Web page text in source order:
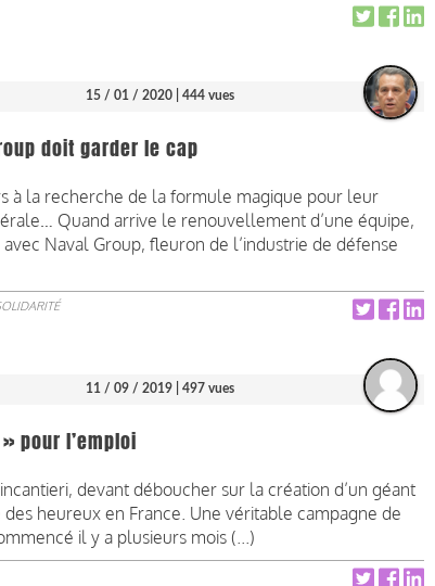
15 / 01 / 2020 | 444 vues
doit garder le cap
à la recherche de la formule magique pour leur
Quand arrive le renouvellement d’une équipe,
Naval Group, fleuron de l’industrie de défense
11 / 09 / 2019 | 497 vues
pour l’emploi
devant déboucher sur la création d’un géant
heureux en France. Une véritable campagne de
il y a plusieurs mois (...)